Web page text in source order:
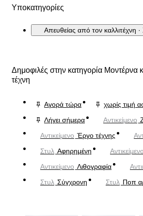
Υποκατηγορίες
Απευθείας από τον καλλιτέχνη
Δημοφιλές στην κατηγορία Μοντέρνα
τέχνη
Αγορά τώρα
χωρίς τιμή
Λήγει σήμερα
Αντικείμενο
Αντικείμενο Έργο τέχνης
Στυλ Αφηρημένη Αντικείμενο
Αντικείμενο Λιθογραφία
Στυλ Σύγχρονη Στυλ Ποπ